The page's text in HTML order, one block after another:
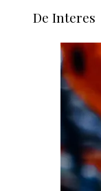
De Interes